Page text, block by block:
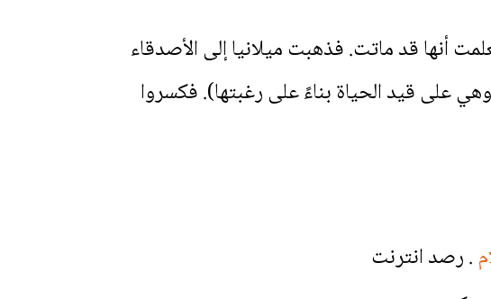
أنها قد ماتت. فذهبت ميلانيا إلى الأصدقاء
على قيد الحياة بناءً على رغبتها). فكسروا
. رصد انترنت